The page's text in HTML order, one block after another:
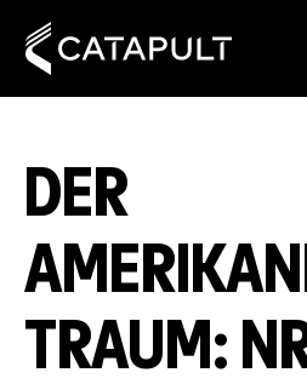
DER
TRAUM: